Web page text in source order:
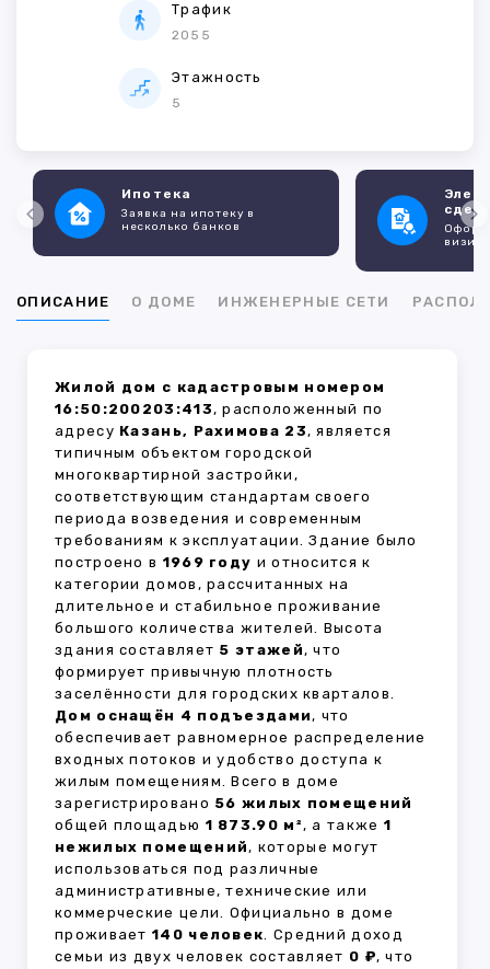
Трафик
2055
Этажность
5
Ипотека
Заявка на ипотеку в
несколько банков
ОПИСАНИЕ О ДОМЕ ИНЖЕНЕРНЫЕ СЕТИ
Жилой дом с кадастровым номером
16:50:200203:413, расположенный по
адресу Казань, Рахимова 23, является
типичным объектом городской
многоквартирной застройки,
соответствующим стандартам своего
периода возведения и современным
требованиям к эксплуатации. Здание было
построено в 1969 году и относится к
категории домов, рассчитанных на
длительное и стабильное проживание
большого количества жителей. Высота
здания составляет 5 этажей, что
формирует привычную плотность
заселённости для городских кварталов.
Дом оснащён 4 подъездами, что
обеспечивает равномерное распределение
входных потоков и удобство доступа к
жилым помещениям. Всего в доме
зарегистрировано 56 жилых помещений
общей площадью 1 873.90 м², а также 1
нежилых помещений, которые могут
использоваться под различные
административные, технические или
коммерческие цели. Официально в доме
проживает 140 человек. Средний доход
семьи из двух человек составляет 0 ₽, что